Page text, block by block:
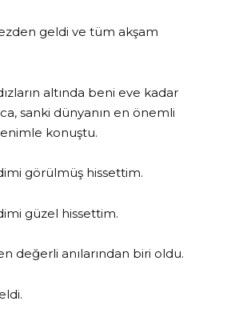
geldi ve tüm akşam
altında beni eve kadar
sanki dünyanın en önemli
konuştu.
görülmüş hissettim.
güzel hissettim.
değerli anılarından biri oldu.